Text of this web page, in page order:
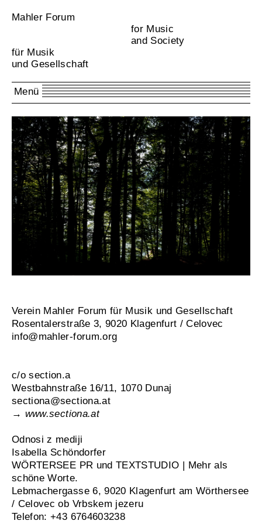
Mahler Forum
for Music
and Society
für Musik
und Gesellschaft
Menü
Verein Mahler Forum für Musik und Gesellschaft
Rosentalerstraße 3, 9020 Klagenfurt / Celovec
info@mahler-forum.org
c/o section.a
Westbahnstraße 16/11, 1070 Dunaj
sectiona@sectiona.at
→ www.sectiona.at
Odnosi z mediji
Isabella Schöndorfer
WÖRTERSEE PR und TEXTSTUDIO | Mehr als
schöne Worte.
Lebmachergasse 6, 9020 Klagenfurt am Wörthersee
/ Celovec ob Vrbskem jezeru
Telefon: +43 6764603238